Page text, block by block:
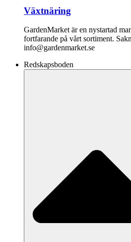
Växtnäring
GardenMarket är en nystartad
fortfarande på vårt sortiment.
info@gardenmarket.se
Redskapsboden